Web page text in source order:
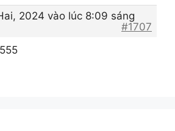
2024 vào lúc 8:09 sáng
#1707
555